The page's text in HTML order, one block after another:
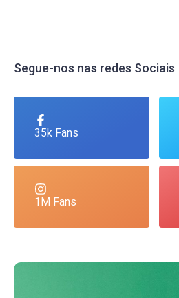
Segue-nos nas redes Sociais
35k Fans
1M Fans